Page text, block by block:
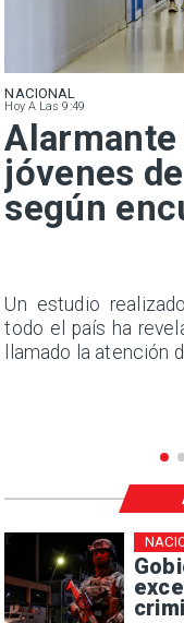
NACIONAL
Hoy A Las 9:49
jóvenes
según
Un estudio
todo el país ha
llamado la atención